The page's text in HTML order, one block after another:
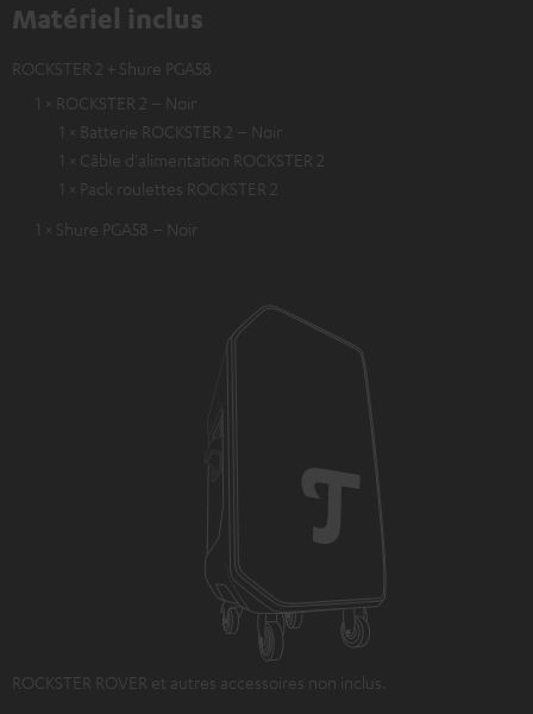
Matériel inclus
ROCKSTER 2 + Shure PGA58
1 × ROCKSTER 2 – Noir
1 × Batterie ROCKSTER 2 – Noir
1 × Câble d'alimentation ROCKSTER 2
1 × Pack roulettes ROCKSTER 2
1 × Shure PGA58 – Noir
ROCKSTER ROVER et autres accessoires non inclus.